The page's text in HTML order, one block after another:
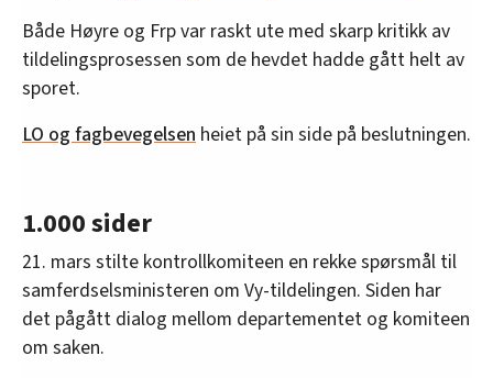
Både Høyre og Frp var raskt ute med skarp kritikk av
tildelingsprosessen som de hevdet hadde gått helt av
sporet.
LO og fagbevegelsen heiet på sin side på beslutningen.
1.000 sider
21. mars stilte kontrollkomiteen en rekke spørsmål til
samferdselsministeren om Vy-tildelingen. Siden har
det pågått dialog mellom departementet og komiteen
om saken.